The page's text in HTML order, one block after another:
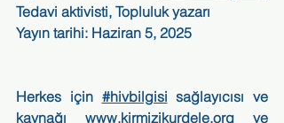
Tedavi aktivisti, Topluluk yazarı
Yayın tarihi: Haziran 5, 2025
Herkes için #hivbilgisi sağlayıcısı ve
kaynağı www.kirmizikurdele.org ve